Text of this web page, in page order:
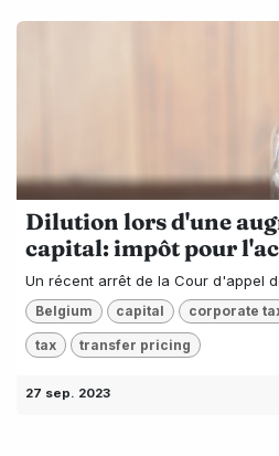
Dilution lors d'une
capital: impôt pour
Un récent arrêt de la Cour d'appel
Belgium capital corporate
tax transfer pricing
27 sep. 2023